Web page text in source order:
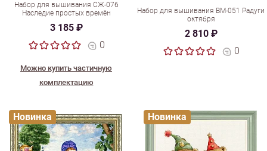
Набор для вышивания СЖ-076
Наследие простых времён
3 185 ₽
0
Можно купить частичную
комплектацию
Набор для вышивания ВМ-051 Радуги
октября
2 810 ₽
0
Новинка Новинка